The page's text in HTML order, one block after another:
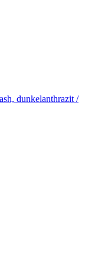
dunkelanthrazit /